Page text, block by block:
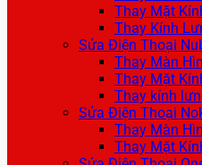
Thay Mặt
Thay Kính
Sửa Điện Thoại
Thay Màn
Thay Mặt
Thay kính
Sửa Điện Thoại
Thay Màn
Thay Mặt